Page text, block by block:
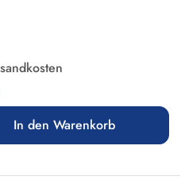
gewünschten Wert
In den Warenkorb